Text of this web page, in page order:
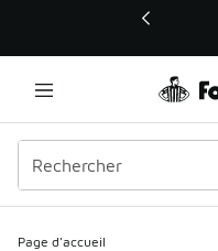
Ce lien ouvrira une
Page d'accueil